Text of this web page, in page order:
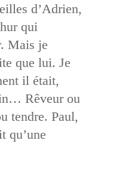
d’Adrien,
qui
Mais je
que lui. Je
il était,
Rêveur ou
tendre. Paul,
qu’une